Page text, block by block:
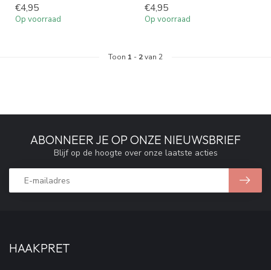
€4,95
Op voorraad
€4,95
Op voorraad
Toon 1 - 2van 2
ABONNEER JE OP ONZE NIEUWSBRIEF
Blijf op de hoogte over onze laatste acties
HAAKPRET